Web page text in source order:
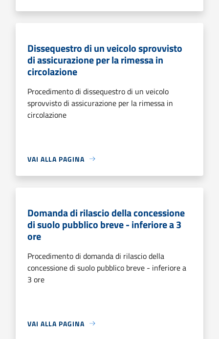
Dissequestro di un veicolo sprovvisto
di assicurazione per la rimessa in
circolazione
Procedimento di dissequestro di un veicolo
sprovvisto di assicurazione per la rimessa in
circolazione
VAI ALLA PAGINA
Domanda di rilascio della concessione
di suolo pubblico breve - inferiore a 3
ore
Procedimento di domanda di rilascio della
concessione di suolo pubblico breve - inferiore a
3 ore
VAI ALLA PAGINA